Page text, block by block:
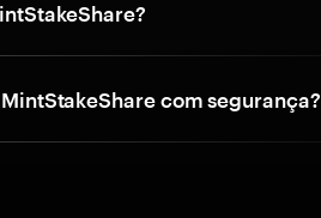
com segurança?